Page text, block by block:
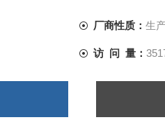
厂商性质： 生
访 问 量：